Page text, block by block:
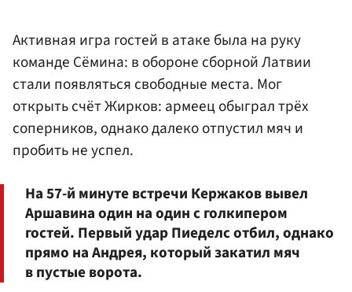
Активная игра гостей в атаке была на руку
команде Сёмина: в обороне сборной Латвии
стали появляться свободные места. Мог
открыть счёт Жирков: армеец обыграл трёх
соперников, однако далеко отпустил мяч и
пробить не успел.
На 57-й минуте встречи Кержаков вывел
Аршавина один на один с голкипером
гостей. Первый удар Пиеделс отбил, однако
прямо на Андрея, который закатил мяч
в пустые ворота.